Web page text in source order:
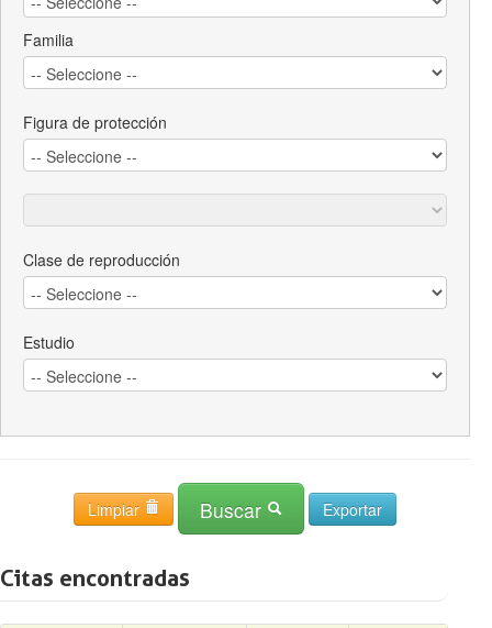
Familia
Figura de protección
Clase de reproducción
Estudio
Limpiar Buscar
Citas encontradas